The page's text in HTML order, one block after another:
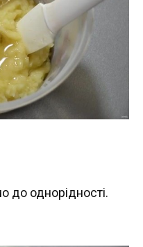
однорідності.